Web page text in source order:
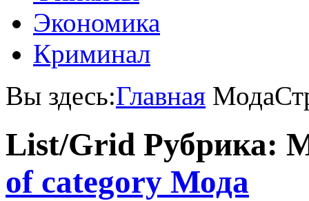
Экономика
Криминал
Вы здесь:Главная Мода
List/Grid Рубрика:
of category Мода